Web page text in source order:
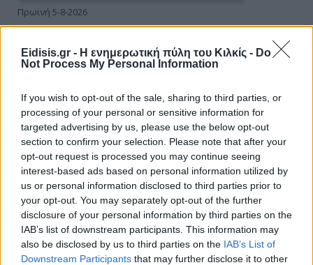
Eidisis.gr - Η ενημερωτική πύλη του Κιλκίς - Do
Not Process My Personal Information
If you wish to opt-out of the sale, sharing to third parties, or
processing of your personal or sensitive information for
targeted advertising by us, please use the below opt-out
section to confirm your selection. Please note that after your
opt-out request is processed you may continue seeing
interest-based ads based on personal information utilized by
us or personal information disclosed to third parties prior to
your opt-out. You may separately opt-out of the further
disclosure of your personal information by third parties on the
IAB’s list of downstream participants. This information may
also be disclosed by us to third parties on the IAB’s List of
Downstream Participants that may further disclose it to other
Πρωινή 5-8-2026
Ειδήσεις